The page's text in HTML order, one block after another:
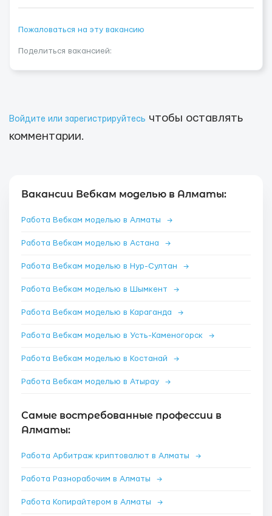
Пожаловаться на эту вакансию
Поделиться вакансией:
Войдите или зарегистрируйтесь чтобы оставлять
комментарии.
Вакансии Вебкам моделью в Алматы:
Работа Вебкам моделью в Алматы →
Работа Вебкам моделью в Астана →
Работа Вебкам моделью в Нур-Султан →
Работа Вебкам моделью в Шымкент →
Работа Вебкам моделью в Караганда →
Работа Вебкам моделью в Усть-Каменогорск →
Работа Вебкам моделью в Костанай →
Работа Вебкам моделью в Атырау →
Самые востребованные профессии в
Алматы:
Работа Арбитраж криптовалют в Алматы →
Работа Разнорабочим в Алматы →
Работа Копирайтером в Алматы →